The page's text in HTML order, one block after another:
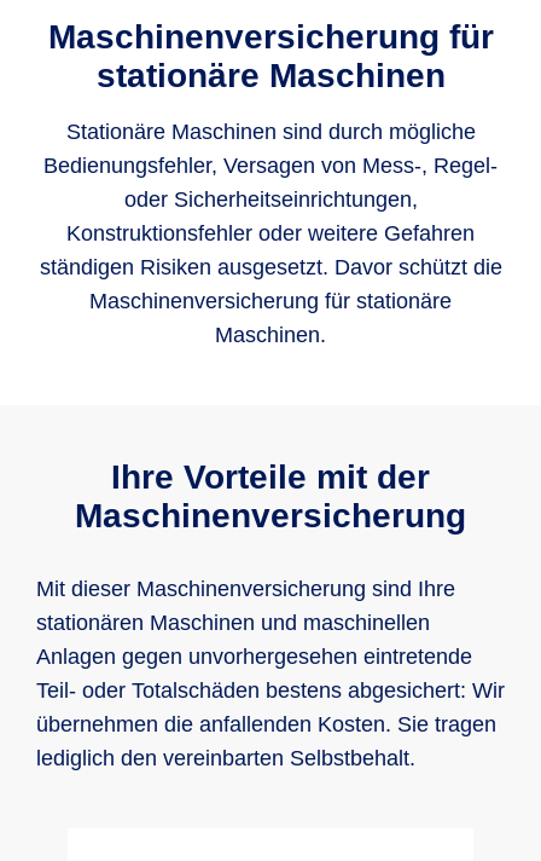
Maschinen­versicherung für
stationäre Maschinen
Stationäre Maschinen sind durch mögliche
Bedienungsfehler, Versagen von Mess-, Regel-
oder Sicherheitseinrichtungen,
Konstruktionsfehler oder weitere Gefahren
ständigen Risiken ausgesetzt. Davor schützt die
Maschinenversicherung für stationäre
Maschinen.
Ihre Vorteile mit der
Maschinenversicherung
Mit dieser Maschinenversicherung sind Ihre
stationären Maschinen und maschinellen
Anlagen gegen unvorhergesehen eintretende
Teil- oder Totalschäden bestens abgesichert: Wir
übernehmen die anfallenden Kosten. Sie tragen
lediglich den vereinbarten Selbstbehalt.